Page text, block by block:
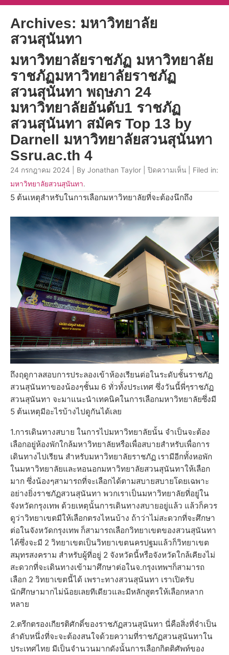
Archives: มหาวิทยาลัย
สวนสุนันทา
มหาวิทยาลัยราชภัฏ มหาวิทยาลัย
ราชภัฏมหาวิทยาลัยราชภัฏ
สวนสุนันทา พฤษภา 24
มหาวิทยาลัยอันดับ1 ราชภัฏ
สวนสุนันทา สมัคร Top 13 by
Darnell มหาวิทยาลัยสวนสุนันทา
Ssru.ac.th 4
24 กรกฎาคม 2024 | By Jonathan Taylor |ปิดความเห็น
| Filed in:
มหาวิทยาลัยสวนสุนันทา.
5 ต้นเหตุสำหรับในการเลือกมหาวิทยาลัยที่จะต้องนึกถึง
ถึงฤดูกาลสอบการประลองเข้าห้องเรียนต่อในระดับชั้นราชภัฏ
สวนสุนันทาของน้องๆชั้นม 6 ทั่วทั้งประเทศ ซึ่งวันนี้พี่ๆราชภัฏ
สวนสุนันทา จะมาแนะนำเทคนิคในการเลือกมหาวิทยาลัยซึ่งมี
5 ต้นเหตุมีอะไรบ้างไปดูกันได้เลย
1.การเดินทางสบาย ในการไปมหาวิทยาลัยนั้น จำเป็นจะต้อง
เลือกอยู่ห้องพักใกล้มหาวิทยาลัยหรือเพื่อสบายสำหรับเพื่อการ
เดินทางไปเรียน สำหรับมหาวิทยาลัยราชภัฏ เรามีอีกทั้งหอพัก
ในมหาวิทยาลัยและหอนอกมหาวิทยาลัยสวนสุนันทาให้เลือก
มาก ซึ่งน้องๆสามารถที่จะเลือกได้ตามสบายสบายโดยเฉพาะ
อย่างยิ่งราชภัฏสวนสุนันทา พวกเราเป็นมหาวิทยาลัยที่อยู่ใน
จังหวัดกรุงเทพ ด้วยเหตุนั้นการเดินทางสบายอยู่แล้ว แล้วก็ควร
ดูว่าวิทยาเขตมีให้เลือกตรงไหนบ้าง ถ้าว่าไม่สะดวกที่จะศึกษา
ต่อในจังหวัดกรุงเทพ ก็สามารถเลือกวิทยาเขตของสวนสุนันทา
ได้ซึ่งจะมี 2 วิทยาเขตเป็นวิทยาเขตนครปฐมแล้วก็วิทยาเขต
สมุทรสงคราม สำหรับผู้ที่อยู่ 2 จังหวัดนี้หรือจังหวัดใกล้เคียงไม่
สะดวกที่จะเดินทางเข้ามาศึกษาต่อในจ.กรุงเทพฯก็สามารถ
เลือก 2 วิทยาเขตนี้ได้ เพราะทางสวนสุนันทา เราเปิดรับ
นักศึกษามากไม่น้อยเลยทีเดียวและมีหลักสูตรให้เลือกหลาก
หลาย
2.ตรึกตรองเกียรติศักดิ์ของราชภัฏสวนสุนันทา นี่คือสิ่งที่จำเป็น
ลำดับหนึ่งที่จะจะต้องสนใจด้วยความที่ราชภัฏสวนสุนันทาใน
ประเทศไทย มีเป็นจำนวนมากดังนั้นการเลือกกิตติศัพท์ของ